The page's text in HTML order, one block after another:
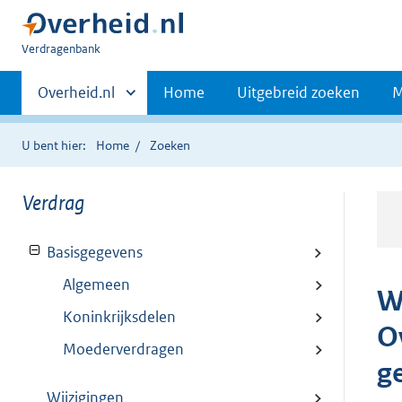
U
hier:
Verdragenbank
Primaire
navigatie
Andere
sites
binnen
Overheid.nl Home Uitgebreid zoeken
U bent hier: Home Zoeken
Verdrag
Basisgegevens
Algemeen
Koninkrijksdelen
Moederverdragen
Wijzigingen